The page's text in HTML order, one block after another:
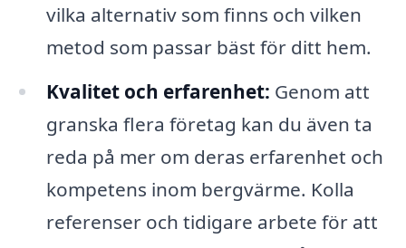
vilka alternativ som finns och vilken
metod som passar bäst för ditt hem.
Kvalitet och erfarenhet: Genom att
granska flera företag kan du även ta
reda på mer om deras erfarenhet och
kompetens inom bergvärme. Kolla
referenser och tidigare arbete för att